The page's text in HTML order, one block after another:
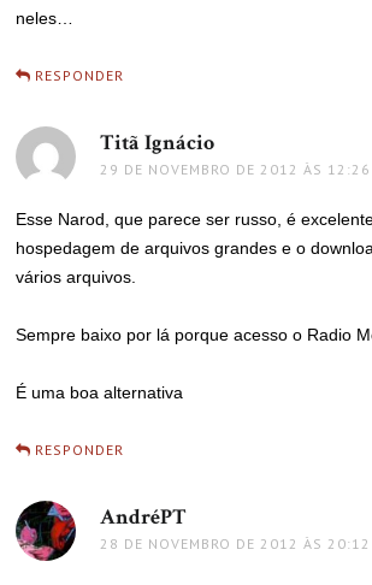
neles…
RESPONDER
Titã Ignácio
29 DE NOVEMBRO DE 2012 ÀS 12:26
Esse Narod, que parece ser russo, é
hospedagem de arquivos grandes e o
vários arquivos.
Sempre baixo por lá porque acesso o Radio
É uma boa alternativa
RESPONDER
AndréPT
28 DE NOVEMBRO DE 2012 ÀS 20:12